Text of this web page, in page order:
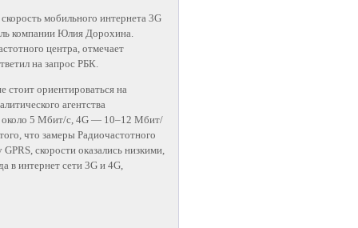
мобильного интернета 3G
компании Юлия Дорохина.
центра, отмечает
на запрос РБК.
стоит ориентироваться на
агентства
около 5 Мбит/с, 4G — 10–12 Мбит/
что замеры Радиочастотного
скорости оказались низкими,
в интернет сети 3G и 4G,